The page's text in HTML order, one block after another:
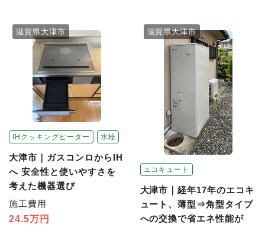
IHクッキングヒーター 水栓
滋賀県大津市
大津市｜ガスコンロからIH
へ 安全性と使いやすさを
考えた機器選び
施工費用
24.5万円
エコキュート
滋賀県大津市
大津市｜経年17年のエコキ
ュート、薄型⇒角型タイプ
への交換で省エネ性能が